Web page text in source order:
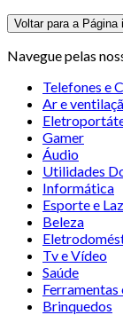
Voltar para a Página
Navegue pelas
Telefones e
Ar e
Gamer
Áudio
Utilidades
Informática
Esporte e
Beleza
Tv e Vídeo
Saúde
Ferramentas
Brinquedos